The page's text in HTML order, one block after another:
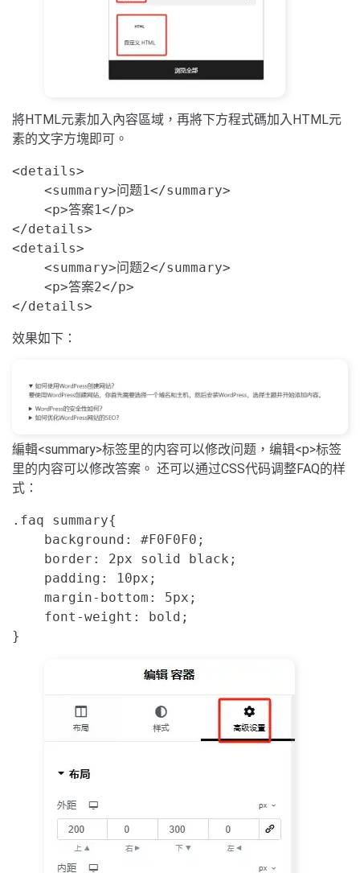
將HTML元素加入內容區域，再將下方程式碼加入HTML元
素的文字方塊即可。
<details>
</details>
<details>
</details>
效果如下：
編輯<summary>标签里的内容可以修改问题，编辑<p>标签
里的内容可以修改答案。 还可以通过CSS代码调整FAQ的样
式：
.faq summary{
}